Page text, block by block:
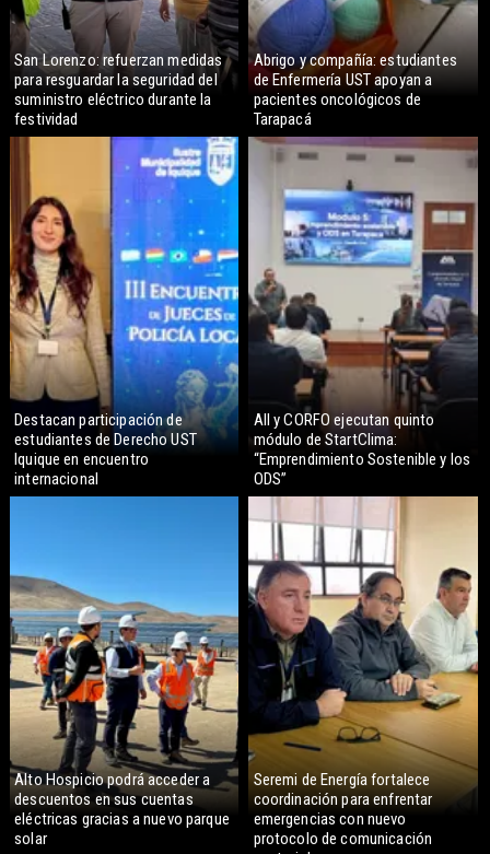
San Lorenzo: refuerzan medidas
para resguardar la seguridad del
suministro eléctrico durante la
festividad
Abrigo y compañía: estudiantes
de Enfermería UST apoyan a
pacientes oncológicos de
Tarapacá
Destacan participación de
estudiantes de Derecho UST
Iquique en encuentro
internacional
AII y CORFO ejecutan quinto
módulo de StartClima:
“Emprendimiento Sostenible y los
ODS”
Alto Hospicio podrá acceder a
descuentos en sus cuentas
eléctricas gracias a nuevo parque
solar
Seremi de Energía fortalece
coordinación para enfrentar
emergencias con nuevo
protocolo de comunicación